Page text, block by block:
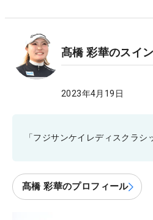
髙橋 彩華のスイ
2023年4月19日
「フジサンケイレディスクラシ
髙橋 彩華のプロフィール